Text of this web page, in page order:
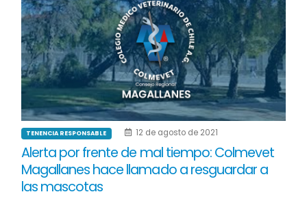
TENENCIA RESPONSABLE 12 de agosto de 2021
Alerta por frente de mal tiempo: Colmevet
Magallanes hace llamado a resguardar a
las mascotas